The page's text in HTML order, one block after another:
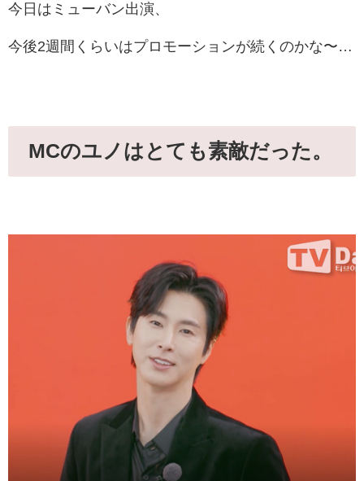
今日はミューバン出演、
今後2週間くらいはプロモーションが続くのかな〜…
MCのユノはとても素敵だった。